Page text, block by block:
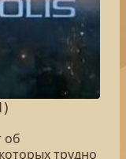
об
трудно